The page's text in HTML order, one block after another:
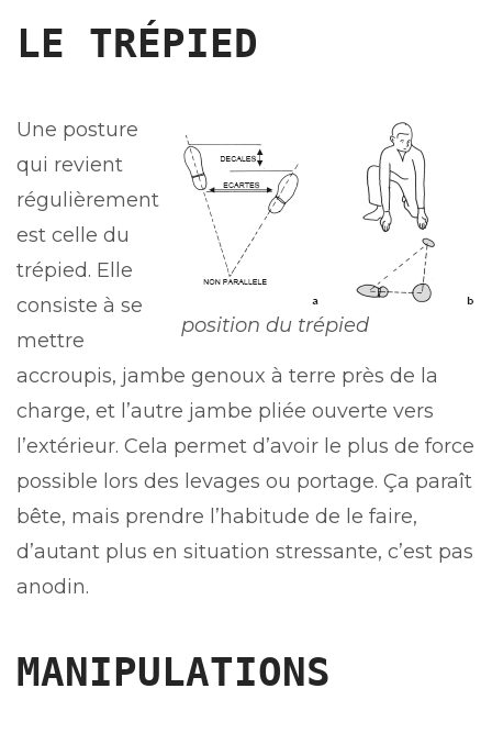
LE TRÉPIED
position du trépied
Une posture
qui revient
régulièrement
est celle du
trépied. Elle
consiste à se
mettre
accroupis, jambe genoux à terre près de la
charge, et l’autre jambe pliée ouverte vers
l’extérieur. Cela permet d’avoir le plus de force
possible lors des levages ou portage. Ça paraît
bête, mais prendre l’habitude de le faire,
d’autant plus en situation stressante, c’est pas
anodin.
MANIPULATIONS